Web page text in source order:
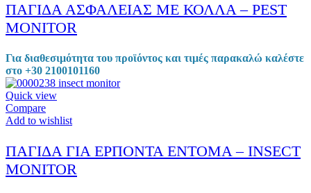
ΠΑΓΙΔΑ ΑΣΦΑΛΕΙΑΣ ΜΕ ΚΟΛΛΑ – PEST
MONITOR
Για διαθεσιμότητα του προϊόντος και τιμές παρακαλώ καλέστε
στο +30 2100101160
Quick view
Compare
Add to wishlist
ΠΑΓΙΔΑ ΓΙΑ ΕΡΠΟΝΤΑ ΕΝΤΟΜΑ – INSECT
MONITOR